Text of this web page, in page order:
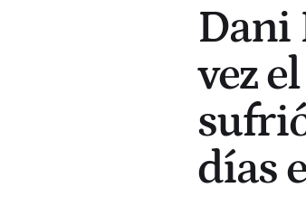
Dani
vez
días